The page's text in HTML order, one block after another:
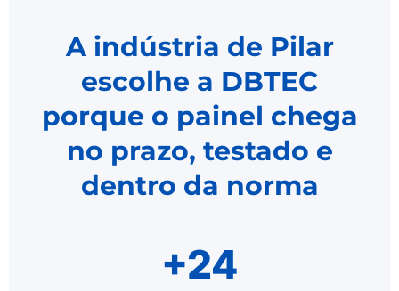
A indústria de Pilar
escolhe a DBTEC
porque o painel chega
no prazo, testado e
dentro da norma
+24